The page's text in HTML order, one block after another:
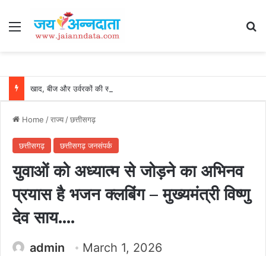
Menu
Home /राज्य/छत्तीसगढ़
छत्तीसगढ़ छत्तीसगढ़ जनसंपर्क
युवाओं को अध्यात्म से जोड़ने का अभिनव
प्रयास है भजन क्लबिंग – मुख्यमंत्री विष्णु
देव साय….
admin
March 1, 2026